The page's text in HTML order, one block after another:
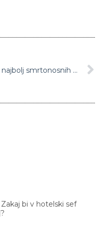
Ena najbolj smrtonosnih prometnih nesreč v Indoneziji zahtevala že 35 smrtnih žrtev
bi v hotelski sef